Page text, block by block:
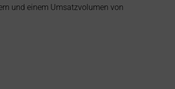
und einem Umsatzvolumen von